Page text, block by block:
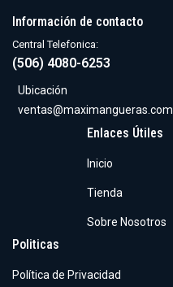
Enlaces Útiles
Inicio
Tienda
Sobre Nosotros
Politicas
Política de Privacidad
Información de contacto
Central Telefonica:
(506) 4080-6253
Ubicación
ventas@maximangueras.com